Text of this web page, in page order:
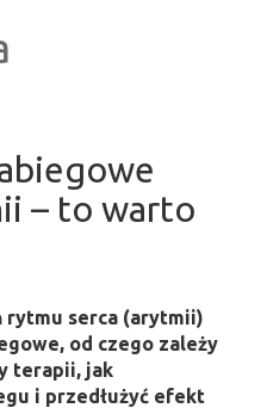
– to warto
rytmu serca (arytmii)
od czego zależy
terapii, jak
i przedłużyć efekt